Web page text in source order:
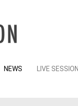
Skip
NEWS LIVE